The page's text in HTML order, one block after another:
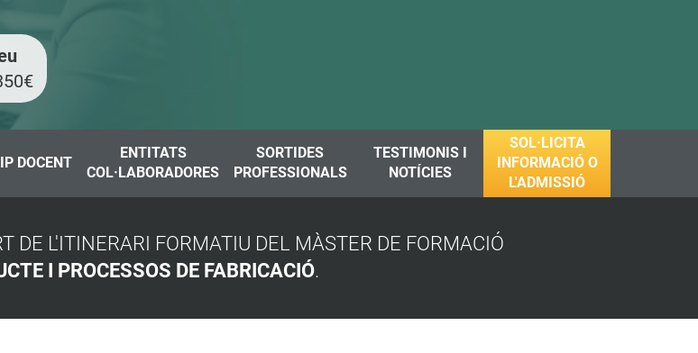
DOCENT
ENTITATS
COL·LABORADORES
SORTIDES
PROFESSIONALS
TESTIMONIS I
NOTÍCIES
SOL·LICITA
INFORMACIÓ O
L'ADMISSIÓ
DE L'ITINERARI FORMATIU DEL MÀSTER DE FORMACIÓ
I PROCESSOS DE FABRICACIÓ.